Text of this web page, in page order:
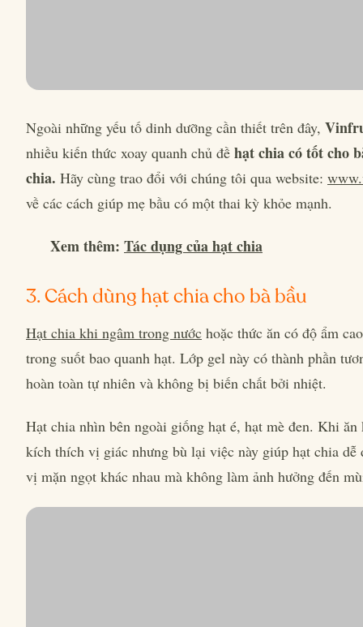
Ngoài những yếu tố dinh dưỡng cần thiết trên đây,
nhiều kiến thức xoay quanh chủ đề hạt chia có tốt cho
chia. Hãy cùng trao đổi với chúng tôi qua website:
về các cách giúp mẹ bầu có một thai kỳ khỏe mạnh.
Xem thêm: Tác dụng của hạt chia
3. Cách dùng hạt chia cho bà bầu
Hạt chia khi ngâm trong nước hoặc thức ăn có độ ẩm
trong suốt bao quanh hạt. Lớp gel này có thành phần
hoàn toàn tự nhiên và không bị biến chất bởi nhiệt.
Hạt chia nhìn bên ngoài giống hạt é, hạt mè đen. Khi
kích thích vị giác nhưng bù lại việc này giúp hạt chia
vị mặn ngọt khác nhau mà không làm ảnh hưởng đến